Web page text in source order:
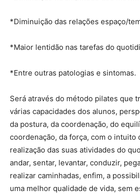
*Diminuição das relações espaço/
*Maior lentidão nas tarefas do
*Entre outras patologias e sintomas.
Será através do método pilates que
várias capacidades dos alunos,
da postura, da coordenação, do
coordenação, da força, com o intuito
realização das suas atividades do
andar, sentar, levantar, conduzir,
realizar caminhadas, enfim, a
uma melhor qualidade de vida, sem